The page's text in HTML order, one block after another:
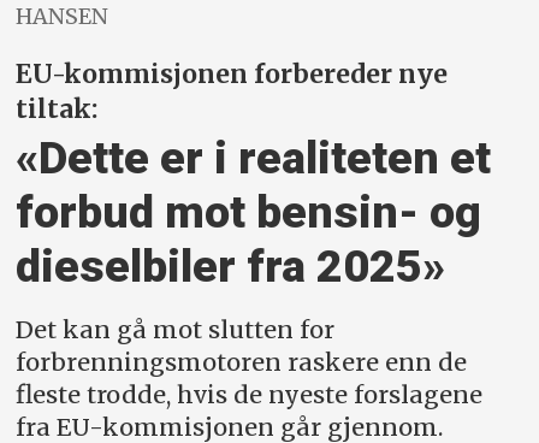
HANSEN
EU-kommisjonen forbereder nye
tiltak:
«Dette er i realiteten et
forbud mot bensin- og
dieselbiler fra 2025»
Det kan gå mot slutten for
forbrenningsmotoren raskere enn de
fleste trodde, hvis de nyeste forslagene
fra EU-kommisjonen går gjennom.